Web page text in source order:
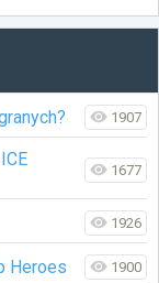
1907
1677
1926
Heroes 1900